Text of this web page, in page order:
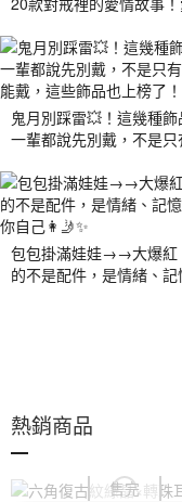
有自己的故事！
鬼月別踩雷💥！這幾種
一輩都說先別戴，不是
包包掛滿娃娃→→大爆紅
的不是配件，是情緒、
熱銷商品